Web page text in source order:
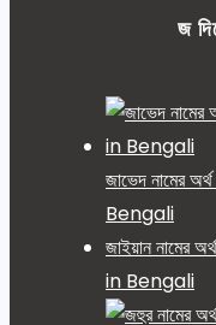
জ
জাভেদ
Bengali
জাইয়ান
in Bengali